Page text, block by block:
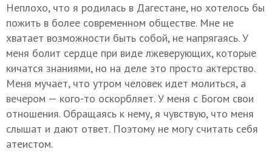
Неплохо, что я родилась в Дагестане, но хотелось бы
пожить в более современном обществе. Мне не
хватает возможности быть собой, не напрягаясь. У
меня болит сердце при виде лжеверующих, которые
кичатся знаниями, но на деле это просто актерство.
Меня мучает, что утром человек идет молиться, а
вечером — кого-то оскорбляет. У меня с Богом свои
отношения. Обращаясь к нему, я чувствую, что меня
слышат и дают ответ. Поэтому не могу считать себя
атеистом.